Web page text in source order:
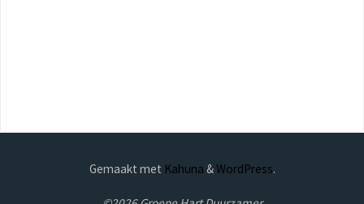
Gemaakt met Kahuna &WordPress.